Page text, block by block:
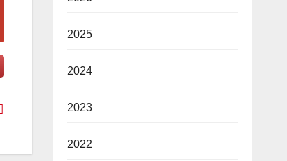
2025
2024
2023
2022